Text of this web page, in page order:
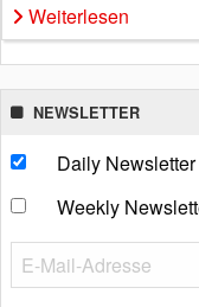
Weiterlesen
NEWSLETTER
Daily Newsletter
Weekly